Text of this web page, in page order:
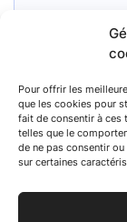
Pour offrir les
que les cookies pour
fait de consentir à ces
telles que le
de ne pas consentir
sur certaines
Renault
Avis
Fiabilité des
surveiller